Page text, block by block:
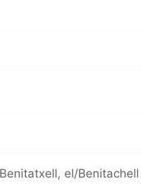
el/Benitachell